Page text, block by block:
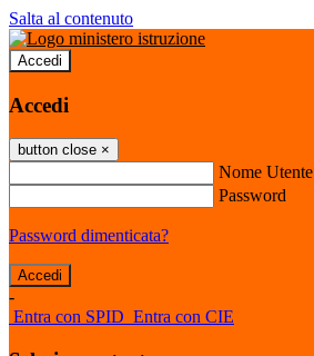
Salta al contenuto
Accedi
Accedi
button close ×
Nome Utente
Password
Password dimenticata?
-
Entra con SPID Entra con CIE